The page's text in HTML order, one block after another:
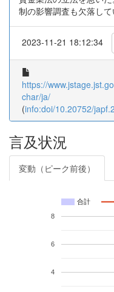
制の影響調査も欠落し
2023-11-21 18:12:34
https://
char/ja/
(info:doi/10.20752/
言及状況
変動（ピーク前後）
合計
4
6
8